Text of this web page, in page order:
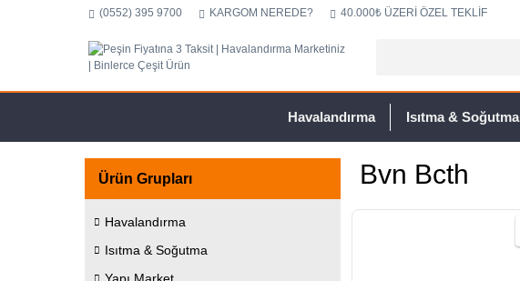
(0552) 395 9700 KARGOM NEREDE? 40.000₺ ÜZERİ ÖZEL TEKLİF
Havalandırma Isıtma & Soğutma
Ürün Grupları
Havalandırma
Isıtma & Soğutma
Bvn Bcth